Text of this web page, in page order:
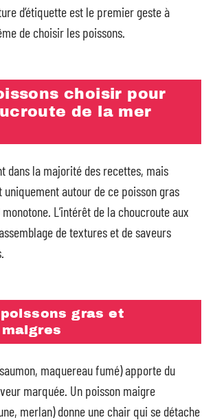
d’étiquette est le premier geste à
de choisir les poissons.
choisir pour
de la mer
dans la majorité des recettes, mais
autour de ce poisson gras
L’intérêt de la choucroute aux
de textures et de saveurs
gras et
maquereau fumé) apporte du
marquée. Un poisson maigre
merlan) donne une chair qui se détache